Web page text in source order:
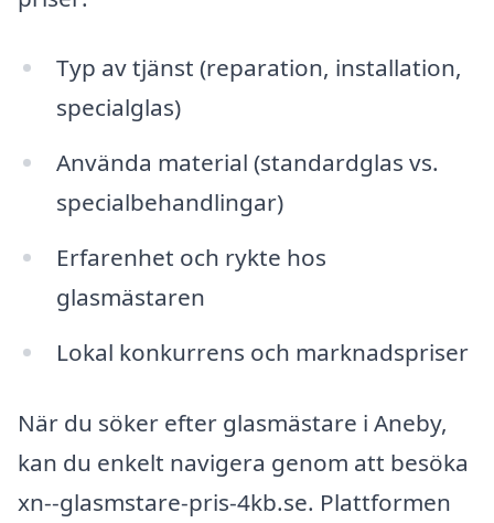
Typ av tjänst (reparation, installation,
specialglas)
Använda material (standardglas vs.
specialbehandlingar)
Erfarenhet och rykte hos
glasmästaren
Lokal konkurrens och marknadspriser
När du söker efter glasmästare i Aneby,
kan du enkelt navigera genom att besöka
xn--glasmstare-pris-4kb.se. Plattformen